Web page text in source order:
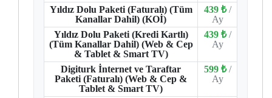
Yıldız Dolu Paketi (Faturalı) (Tüm
Kanallar Dahil) (KOİ)
439 ₺ /
Ay
Yıldız Dolu Paketi (Kredi Kartlı)
(Tüm Kanallar Dahil) (Web & Cep
& Tablet & Smart TV)
439 ₺ /
Ay
Digiturk İnternet ve Taraftar
Paketi (Faturalı) (Web & Cep &
Tablet & Smart TV)
599 ₺ /
Ay